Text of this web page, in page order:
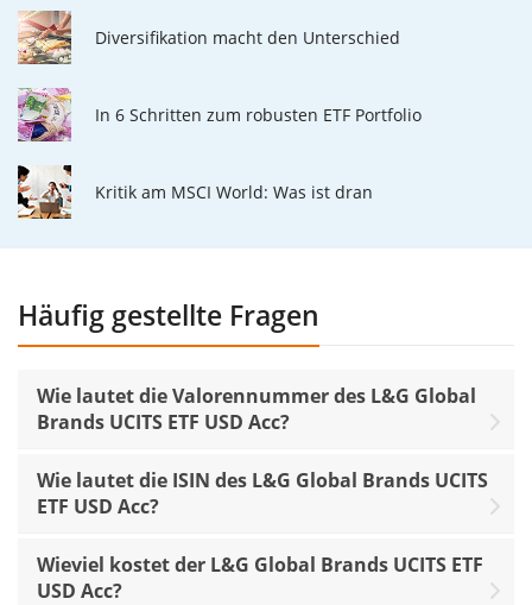
Diversifikation macht den Unterschied
In 6 Schritten zum robusten ETF Portfolio
Kritik am MSCI World: Was ist dran
Häufig gestellte Fragen
Wie lautet die Valorennummer des L&G Global
Brands UCITS ETF USD Acc?
Wie lautet die ISIN des L&G Global Brands UCITS
ETF USD Acc?
Wieviel kostet der L&G Global Brands UCITS ETF
USD Acc?